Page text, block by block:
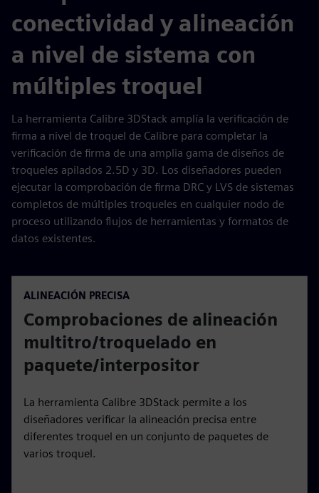
conectividad y alineación
a nivel de sistema con
múltiples troquel
La herramienta Calibre 3DStack amplía la verificación de
firma a nivel de troquel de Calibre para completar la
verificación de firma de una amplia gama de diseños de
troqueles apilados 2.5D y 3D. Los diseñadores pueden
ejecutar la comprobación de firma DRC y LVS de sistemas
completos de múltiples troqueles en cualquier nodo de
proceso utilizando flujos de herramientas y formatos de
datos existentes.
ALINEACIÓN PRECISA
Comprobaciones de alineación
multitro/troquelado en
paquete/interpositor
La herramienta Calibre 3DStack permite a los
diseñadores verificar la alineación precisa entre
diferentes troquel en un conjunto de paquetes de
varios troquel.